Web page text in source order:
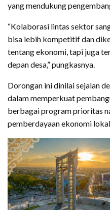
yang mendukung
“Kolaborasi lintas sektor
bisa lebih kompetitif dan
tentang ekonomi, tapi juga
depan desa,” pungkasnya.
Dorongan ini dinilai sejalan
dalam memperkuat
berbagai program prioritas
pemberdayaan ekonomi